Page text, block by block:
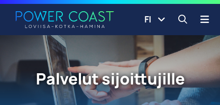
Siirry sisältöön
FI Avaa
Palvelut sijoittujille